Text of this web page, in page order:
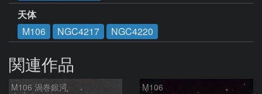
天体
M106
NGC4217 NGC4220
関連作品
M106 渦巻銀河 M106